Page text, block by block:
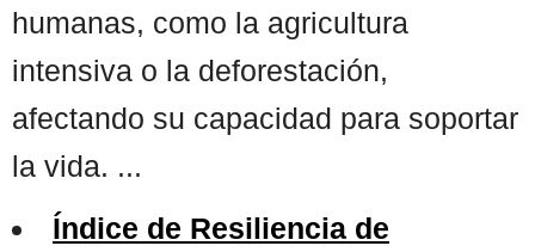
humanas, como la agricultura
intensiva o la deforestación,
afectando su capacidad para soportar
la vida. ...
Índice de Resiliencia de